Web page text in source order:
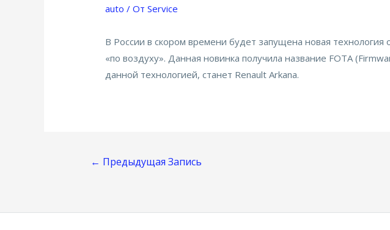
auto / От Service
В России в скором времени будет запущена новая
«по воздуху». Данная новинка получила название FOTA
данной технологией, станет Renault Arkana.
Навигация
← Предыдущая Запись